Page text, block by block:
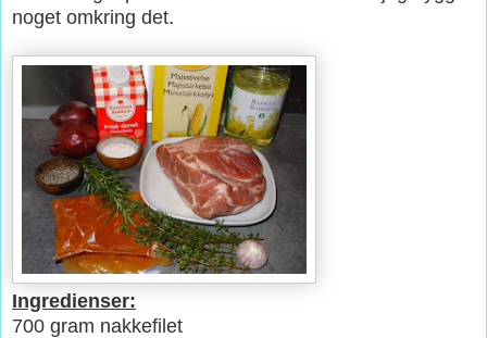
noget omkring det.
Ingredienser:
700 gram nakkefilet